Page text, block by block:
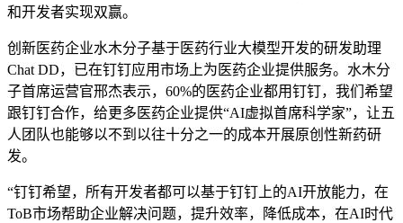
和开发者实现双赢。
创新医药企业水木分子基于医药行业大模型开发的研发助理
Chat DD，已在钉钉应用市场上为医药企业提供服务。水木分
子首席运营官邢杰表示，60%的医药企业都用钉钉，我们希望
跟钉钉合作，给更多医药企业提供“AI虚拟首席科学家”，让五
人团队也能够以不到以往十分之一的成本开展原创性新药研
发。
“钉钉希望，所有开发者都可以基于钉钉上的AI开放能力，在
ToB市场帮助企业解决问题，提升效率，降低成本，在AI时代